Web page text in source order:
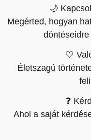
🌙
Megérted, hogyan
🤍
Életszagú
❓
Ahol a saját